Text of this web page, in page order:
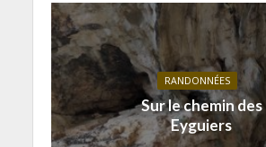
RANDONNÉES
Sur le chemin des
Eyguiers